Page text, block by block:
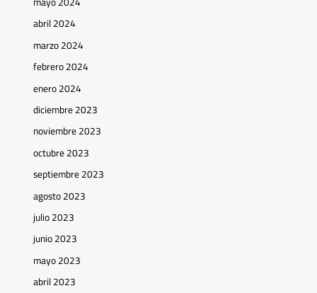
abril 2024
marzo 2024
febrero 2024
enero 2024
diciembre 2023
noviembre 2023
octubre 2023
septiembre 2023
agosto 2023
julio 2023
junio 2023
mayo 2023
abril 2023